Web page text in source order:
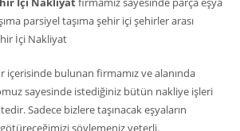
parsiyel taşıma şehir içi şehirler arası
İçi Nakliyat
içerisinde bulunan firmamız ve alanında
sayesinde istediğiniz bütün nakliye işleri
Sadece bizlere taşınacak eşyaların
götüreceğimizi söylemeniz yeterli.